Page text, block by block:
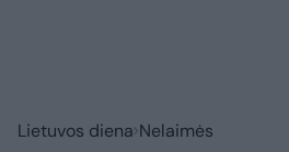
Lietuvos diena Nelaimės